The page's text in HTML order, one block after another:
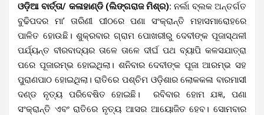
ଓଡ଼ିଆ ବାର୍ତ୍ତା/ କଳାହାଣ୍ଡି (ଲିଙ୍ଗରାଜ ମିଶ୍ର): ନର୍ଲା ବ୍ଲକ ଅନ୍ତର୍ଗତ
ବୁଢିପଦର ମା’ ତାରିଣୀ ପୀଠରେ ପଣା ସଂକ୍ରାନ୍ତି ମହାସମାରୋହରେ
ପାଳିତ ହୋଉଛି। ଶୁକ୍ରବାର ଗ୍ରାମ ପୋଖରୀରୁ ଦେବୀଙ୍କ ପୂଜାସ୍ଥଳୀ
ପର୍ଯ୍ୟନ୍ତ ବୀରବାଦ୍ୟର ତାଳେ ତାଳେ ଦୀର୍ଘ ପଥ ବ୍ୟାପି କଳସଯାତ୍ରା
ପରେ ପୂଜାରମ୍ଭ ହୋଇଥିଲା। ଶନିବାର ଦେବୀଙ୍କ ପୂଜା ଆରମ୍ଭ ସହ
ପୁରାଣପାଠ ହୋଇଥିଲା। ରାତିରେ ପଶ୍ଚିମ ଓଡ଼ିଶାର ଲୋକକଳା ବାରମାସୀ
ଦଣ୍ଡ ନୃତ୍ୟ ପରିବେଷିତ ହୋଇଛି। ରବିବାର ହୋମ ଯଜ୍ଞ, ପଣା
ସଂକ୍ରାନ୍ତି ଏବଂ ରାତିରେ ନୃତ୍ୟ ଆସର ଆୟୋଜିତ ହେବ। ସୋମବାର